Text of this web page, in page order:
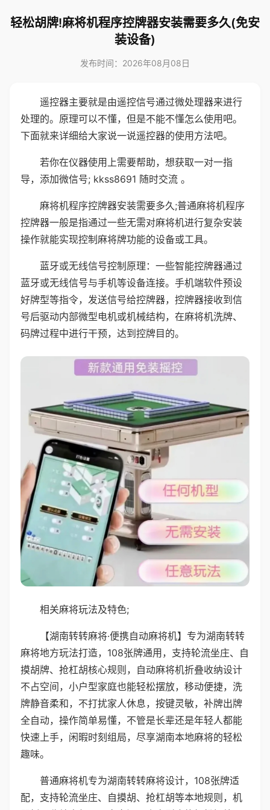
轻松胡牌!麻将机程序控牌器安装需要多久(免安
装设备)
发布时间：2026年08月08日
遥控器主要就是由遥控信号通过微处理器来进行
处理的。原理可以不懂，但是不能不懂怎么使用吧。
下面就来详细给大家说一说遥控器的使用方法吧。
若你在仪器使用上需要帮助，想获取一对一指
导，添加微信号; kkss8691 随时交流 。
麻将机程序控牌器安装需要多久;普通麻将机程序
控牌器一般是指通过一些无需对麻将机进行复杂安装
操作就能实现控制麻将牌功能的设备或工具。
蓝牙或无线信号控制原理：一些智能控牌器通过
蓝牙或无线信号与手机等设备连接。手机端软件预设
好牌型等指令，发送信号给控牌器，控牌器接收到信
号后驱动内部微型电机或机械结构，在麻将机洗牌、
码牌过程中进行干预，达到控牌目的。
相关麻将玩法及特色;
【湖南转转麻将·便携自动麻将机】专为湖南转转
麻将地方玩法打造，108张牌通用，支持轮流坐庄、自
摸胡牌、抢杠胡核心规则，自动麻将机折叠收纳设计
不占空间，小户型家庭也能轻松摆放，移动便捷，洗
牌静音柔和，不打扰家人休息，按键灵敏，补牌出牌
全自动，操作简单易懂，不管是长辈还是年轻人都能
快速上手，闲暇时刻组局，尽享湖南本地麻将的轻松
趣味。
普通麻将机专为湖南转转麻将设计，108张牌适
配，支持轮流坐庄、自摸胡、抢杠胡等本地规则，机